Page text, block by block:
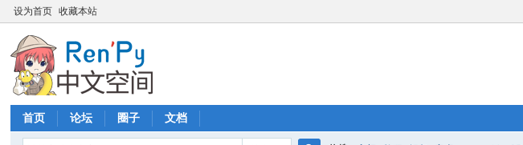
设为首页 收藏本站
首页 论坛 圈子 文档